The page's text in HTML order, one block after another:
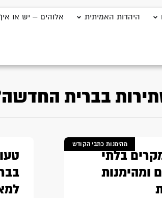
היהדות האמיתית אלוהים – יש או
בברית
מהימנות כתבי הקודש
בלתי
ומהימנות